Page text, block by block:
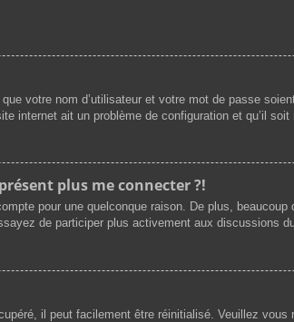
votre nom d’utilisateur et votre mot de passe
internet ait un problème de configuration et qu’il soit
plus me connecter ?!
pour une quelconque raison. De plus,
de participer plus activement aux discussions
il peut facilement être réinitialisé. Veuillez